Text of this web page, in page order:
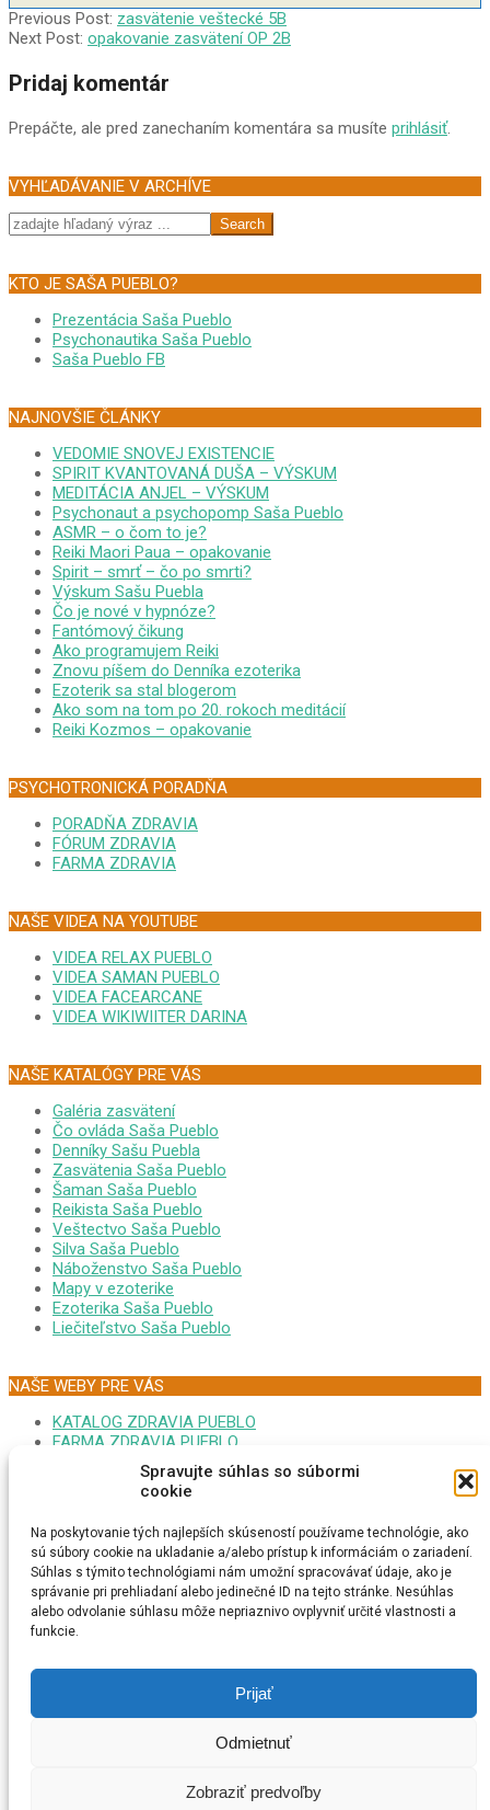
Spravujte súhlas so súbormi
cookie
Na poskytovanie tých najlepších skúseností používame technológie, ako
sú súbory cookie na ukladanie a/alebo prístup k informáciám o zariadení.
Súhlas s týmito technológiami nám umožní spracovávať údaje, ako je
správanie pri prehliadaní alebo jedinečné ID na tejto stránke. Nesúhlas
alebo odvolanie súhlasu môže nepriaznivo ovplyvniť určité vlastnosti a
funkcie.
Prijať
Odmietnuť
Zobraziť predvoľby
2010-
10-
Previous Post: zasvätenie veštecké 5B
Next Post: opakovanie zasvätení OP 2B
Pridaj komentár
Prepáčte, ale pred zanechaním komentára sa musíte prihlásiť.
VYHĽADÁVANIE V ARCHÍVE
Search
KTO JE SAŠA PUEBLO?
Prezentácia Saša Pueblo
Psychonautika Saša Pueblo
Saša Pueblo FB
NAJNOVŠIE ČLÁNKY
VEDOMIE SNOVEJ EXISTENCIE
SPIRIT KVANTOVANÁ DUŠA – VÝSKUM
MEDITÁCIA ANJEL – VÝSKUM
Psychonaut a psychopomp Saša Pueblo
ASMR – o čom to je?
Reiki Maori Paua – opakovanie
Spirit – smrť – čo po smrti?
Výskum Sašu Puebla
Čo je nové v hypnóze?
Fantómový čikung
Ako programujem Reiki
Znovu píšem do Denníka ezoterika
Ezoterik sa stal blogerom
Ako som na tom po 20. rokoch meditácií
Reiki Kozmos – opakovanie
PSYCHOTRONICKÁ PORADŇA
PORADŇA ZDRAVIA
FÓRUM ZDRAVIA
FARMA ZDRAVIA
NAŠE VIDEA NA YOUTUBE
VIDEA RELAX PUEBLO
VIDEA SAMAN PUEBLO
VIDEA FACEARCANE
VIDEA WIKIWIITER DARINA
NAŠE KATALÓGY PRE VÁS
Galéria zasvätení
Čo ovláda Saša Pueblo
Denníky Sašu Puebla
Zasvätenia Saša Pueblo
Šaman Saša Pueblo
Reikista Saša Pueblo
Veštectvo Saša Pueblo
Silva Saša Pueblo
Náboženstvo Saša Pueblo
Mapy v ezoterike
Ezoterika Saša Pueblo
Liečiteľstvo Saša Pueblo
NAŠE WEBY PRE VÁS
KATALOG ZDRAVIA PUEBLO
FARMA ZDRAVIA PUEBLO
FORUM EZOTERIKA DARINA
MONITOR GOOPLEX SASA
FORUM ZDRAVIA DARINA
MEDITÁCIA SAŠA PUEBLO
EZOTERICI NA MAPE
MEDITAČNÁ TURISTIKA
ESOTERIKA MAGNUM CZ
ONLINE RADIO REIKI
VYSTAVA SLNOVRAT
SPIRITUAL REIKI THERAPY
GRANDMASTER REIKI SASA